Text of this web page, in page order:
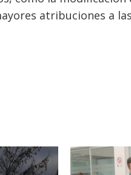
atribuciones a